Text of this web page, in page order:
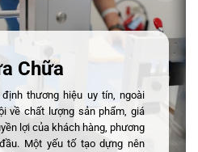
Chữa
thương hiệu uy tín, ngoài
về chất lượng sản phẩm, giá
lợi của khách hàng, phương
Một yếu tố tạo dựng nên